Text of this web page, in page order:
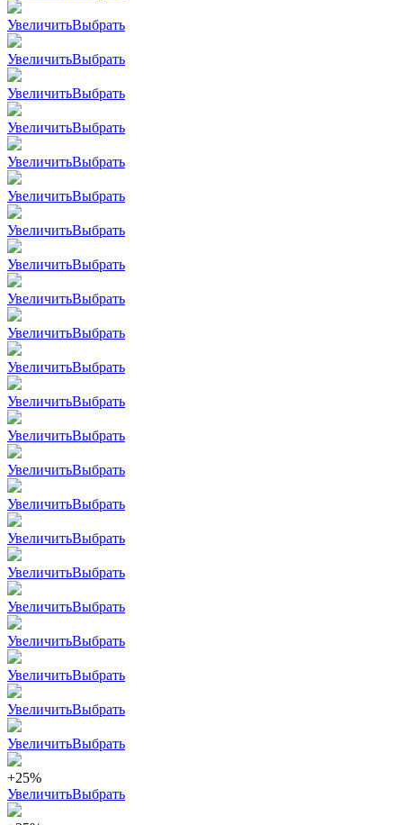
УвеличитьВыбрать
УвеличитьВыбрать
УвеличитьВыбрать
УвеличитьВыбрать
УвеличитьВыбрать
УвеличитьВыбрать
УвеличитьВыбрать
УвеличитьВыбрать
УвеличитьВыбрать
УвеличитьВыбрать
УвеличитьВыбрать
УвеличитьВыбрать
УвеличитьВыбрать
УвеличитьВыбрать
УвеличитьВыбрать
УвеличитьВыбрать
УвеличитьВыбрать
УвеличитьВыбрать
УвеличитьВыбрать
УвеличитьВыбрать
УвеличитьВыбрать
УвеличитьВыбрать
+25%
УвеличитьВыбрать